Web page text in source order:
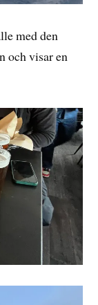
med den
och visar en